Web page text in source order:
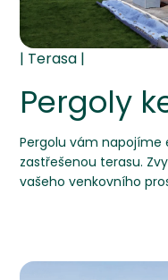
Pergoly
Pergolu vám
zastřešenou terasu.
vašeho venkovního